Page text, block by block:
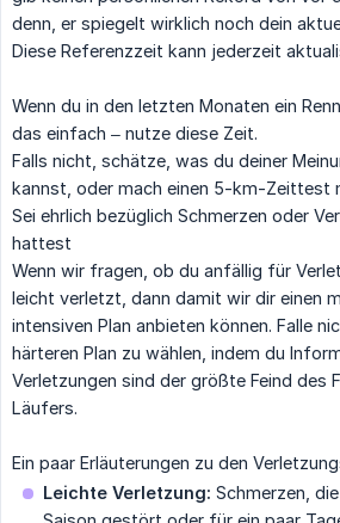
denn, er spiegelt wirklich noch dein
Diese Referenzzeit kann jederzeit
Wenn du in den letzten Monaten ein
das einfach – nutze diese Zeit.
Falls nicht, schätze, was du deiner
kannst, oder mach einen 5-km-Zeittest
Sei ehrlich bezüglich Schmerzen oder
hattest
Wenn wir fragen, ob du anfällig für
leicht verletzt, dann damit wir dir einen
intensiven Plan anbieten können. Falle
härteren Plan zu wählen, indem du
Verletzungen sind der größte Feind des
Läufers.
Ein paar Erläuterungen zu den
Leichte Verletzung: Schmerzen,